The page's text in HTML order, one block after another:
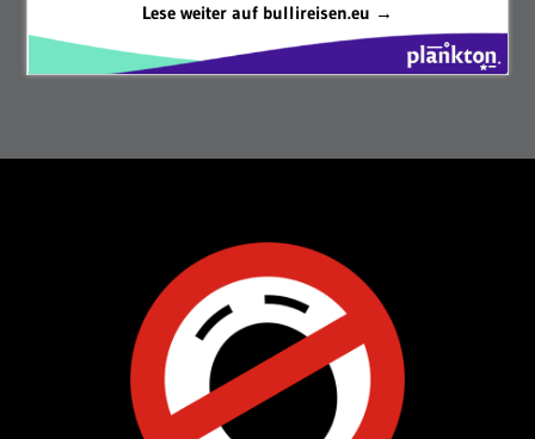
Lese weiter auf bullireisen.eu →